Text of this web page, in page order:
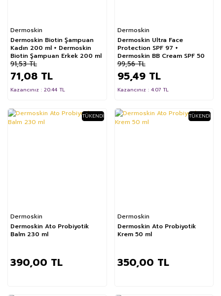
Dermoskin
Dermoskin Biotin Şampuan
Kadın 200 ml + Dermoskin
Biotin Şampuan Erkek 200 ml
71,08 TL
91,53 TL
Kazancınız : 20.44 TL
Dermoskin
Dermoskin Ultra Face
Protection SPF 97 +
Dermoskin BB Cream SPF 50
50 ml
95,49 TL
99,56 TL
Kazancınız : 4.07 TL
TÜKENDI
Dermoskin
Dermoskin Ato Probiyotik
Balm 230 ml
390,00 TL
TÜKENDI
Dermoskin
Dermoskin Ato Probiyotik
Krem 50 ml
350,00 TL